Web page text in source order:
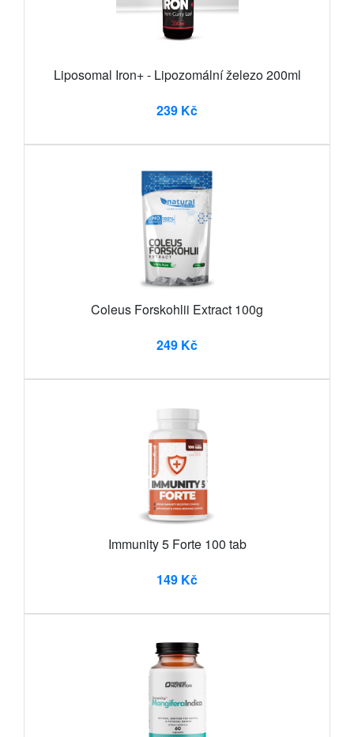
Liposomal Iron+ - Lipozomální železo 200ml
239 Kč
Coleus Forskohlii Extract 100g
249 Kč
Immunity 5 Forte 100 tab
149 Kč